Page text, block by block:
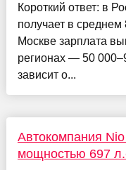
Короткий ответ: в
получает в
Москве зарплата
регионах — 50
зависит о...
Автокомпания
мощностью 697